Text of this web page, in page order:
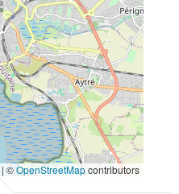
| ©OpenStreetMapcontributors